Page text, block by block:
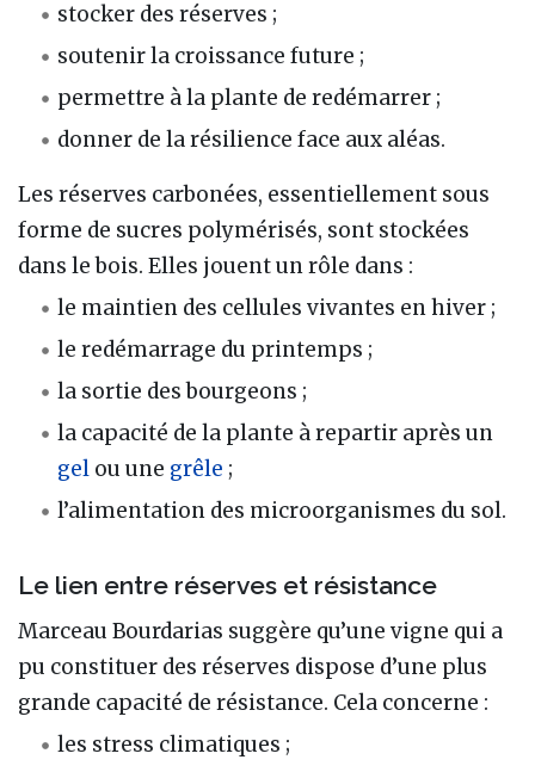
stocker des réserves ;
soutenir la croissance future ;
permettre à la plante de redémarrer ;
donner de la résilience face aux aléas.
Les réserves carbonées, essentiellement sous
forme de sucres polymérisés, sont stockées
dans le bois. Elles jouent un rôle dans :
le maintien des cellules vivantes en hiver ;
le redémarrage du printemps ;
la sortie des bourgeons ;
la capacité de la plante à repartir après un
gel ou une grêle ;
l’alimentation des microorganismes du sol.
Le lien entre réserves et résistance
Marceau Bourdarias suggère qu’une vigne qui a
pu constituer des réserves dispose d’une plus
grande capacité de résistance. Cela concerne :
les stress climatiques ;